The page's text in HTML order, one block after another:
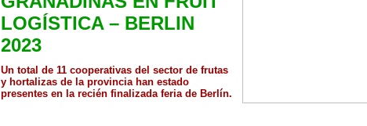
LOGÍSTICA – BERLIN
2023
Un total de 11 cooperativas del sector de frutas
y hortalizas de la provincia han estado
presentes en la recién finalizada feria de Berlín.